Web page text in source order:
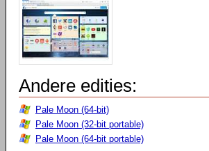
Andere edities:
Pale Moon (64-bit)
Pale Moon (32-bit portable)
Pale Moon (64-bit portable)